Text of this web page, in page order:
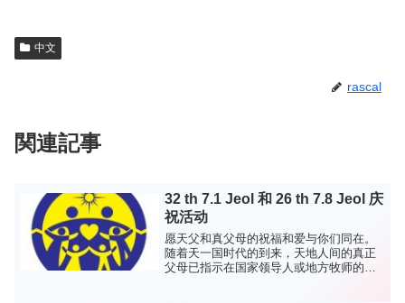
中文
rascal
関連記事
32 th 7.1 Jeol 和 26 th 7.8 Jeol 庆
祝活动
愿天父和真父母的祝福和爱与你们同在。
随着天一国时代的到来，天地人间的真正
父母已指示在国家领导人或地方牧师的指